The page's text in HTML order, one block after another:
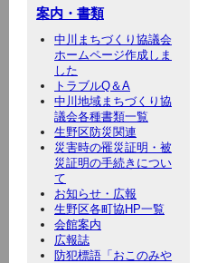
案内・書類
中川まちづくり協議会
ホームページ作成しま
した
トラブルQ＆A
中川地域まちづくり協
議会各種書類一覧
生野区防災関連
災害時の罹災証明・被
災証明の手続きについ
て
お知らせ・広報
生野区各町協HP一覧
会館案内
広報誌
防犯標語「おこのみや